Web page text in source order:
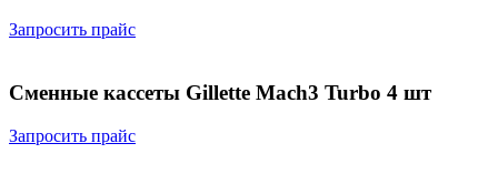
Запросить прайс
Сменные кассеты Gillette Мach3 Turbo 4 шт
Запросить прайс